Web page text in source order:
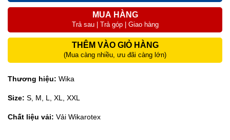
MUA HÀNG
Trả sau | Trả góp | Giao hàng
THÊM VÀO GIỎ HÀNG
(Mua càng nhiều, ưu đãi càng lớn)
Thương hiệu: Wika
Size: S, M, L, XL, XXL
Chất liệu vải: Vải Wikarotex